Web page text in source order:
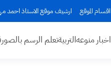
اقسام الموقع ارشيف موقع الاستاذ احمد
اخبار منوعهالتربيةتعلم الرسم بالصور